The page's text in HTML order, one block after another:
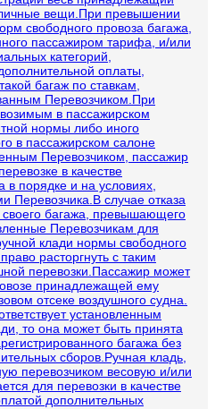
вещи.При превышении
свободного провоза багажа,
пассажиром тарифа, и/или
категорий,
оплаты,
багаж по ставкам,
Перевозчиком.При
в пассажирском
нормы либо иного
в пассажирском салоне
Перевозчиком, пассажир
в качестве
в порядке и на условиях,
Перевозчика.В случае отказа
своего багажа, превышающего
Перевозчикам для
клади нормы свободного
расторгнуть с таким
перевозки.Пассажир может
принадлежащей ему
отсеке воздушного судна.
установленным
то она может быть принята
багажа без
сборов.Ручная кладь,
перевозчиком весовую и/или
для перевозки в качестве
дополнительных